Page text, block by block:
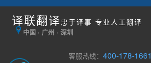
译联翻译 忠于译事 专业人工翻译
中国 · 广州 · 深圳
客服热线：400-178-1661